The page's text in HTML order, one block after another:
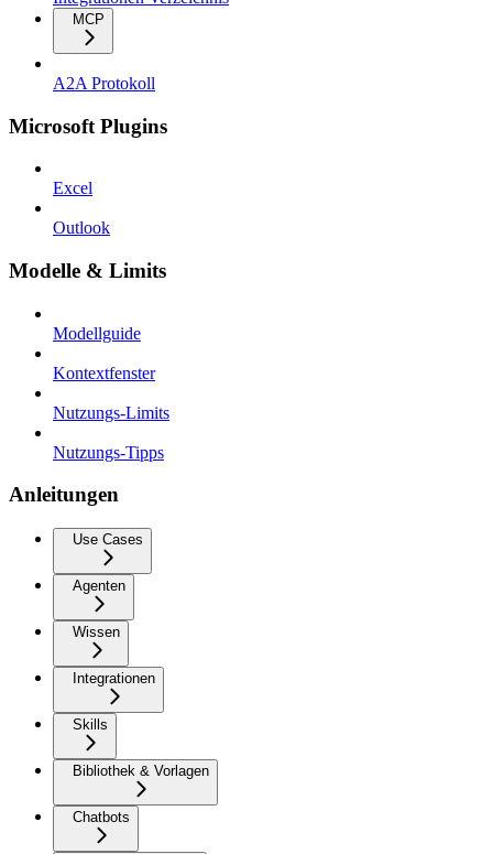
MCP
A2A Protokoll
Microsoft Plugins
Excel
Outlook
Modelle & Limits
Modellguide
Kontextfenster
Nutzungs-Limits
Nutzungs-Tipps
Anleitungen
Use Cases
Agenten
Wissen
Integrationen
Skills
Bibliothek & Vorlagen
Chatbots